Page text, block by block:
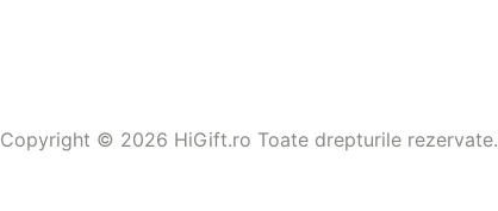
Copyright © 2026 HiGift.ro Toate drepturile rezervate.